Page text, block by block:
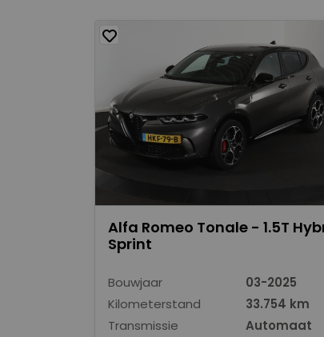
Alfa Romeo Tonale - 1.5T
Sprint
Bouwjaar
03-2025
Kilometerstand
33.754 km
Transmissie
Automaat